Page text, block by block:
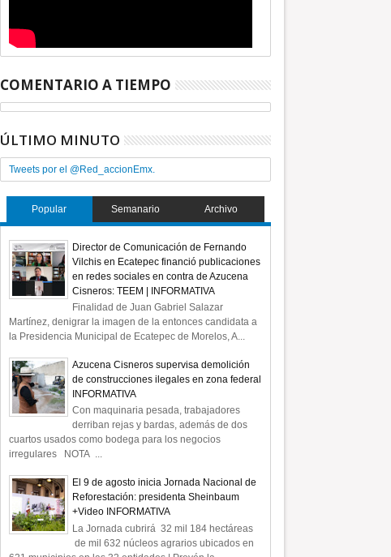
COMENTARIO A TIEMPO
ÚLTIMO MINUTO
Tweets por el @Red_accionEmx.
Popular Semanario Archivo
Director de Comunicación de Fernando
Vilchis en Ecatepec financió publicaciones
en redes sociales en contra de Azucena
Cisneros: TEEM | INFORMATIVA
Finalidad de Juan Gabriel Salazar
Martínez, denigrar la imagen de la entonces candidata a
la Presidencia Municipal de Ecatepec de Morelos, A...
Azucena Cisneros supervisa demolición
de construcciones ilegales en zona federal
INFORMATIVA
Con maquinaria pesada, trabajadores
derriban rejas y bardas, además de dos
cuartos usados como bodega para los negocios
irregulares NOTA ...
El 9 de agosto inicia Jornada Nacional de
Reforestación: presidenta Sheinbaum
+Video INFORMATIVA
La Jornada cubrirá 32 mil 184 hectáreas
de mil 632 núcleos agrarios ubicados en